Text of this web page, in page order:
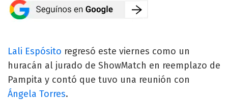
Lali Espósito regresó este viernes como un
huracán al jurado de ShowMatch en reemplazo de
Pampita y contó que tuvo una reunión con
Ángela Torres.